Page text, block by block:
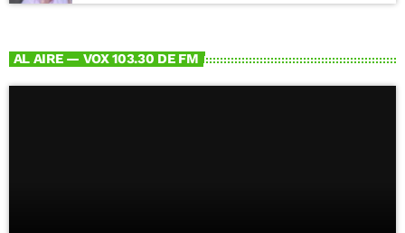
AL AIRE — VOX 103.30 DE FM